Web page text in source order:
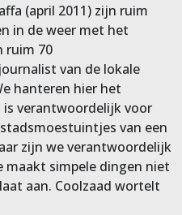
(april 2011) zijn ruim
in de weer met het
ruim 70
van de lokale
hanteren hier het
verantwoordelijk voor
van een
zijn we verantwoordelijk
maakt simpele dingen niet
aan. Coolzaad wortelt